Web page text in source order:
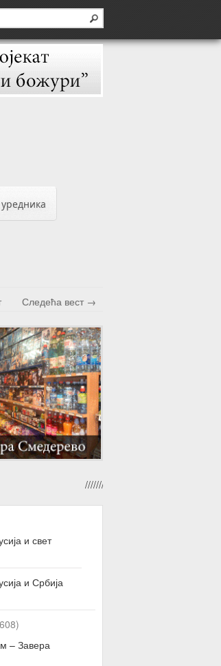
Следећа вест →
и свет
и Србија
– Завера